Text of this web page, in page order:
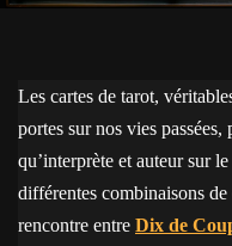
Les cartes de tarot,
portes sur nos vies
qu’interprète et auteur sur
différentes combinaisons de
rencontre entre Dix de